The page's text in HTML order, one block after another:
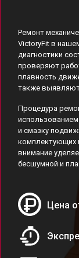
Ремонт
VictoryFit в
диагностики
проверяют
плавность
также
Процедура
и смазку
комплектующих
внимание
бесшумной и
Цена